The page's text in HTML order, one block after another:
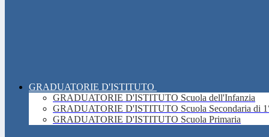
GRADUATORIE D'ISTITUTO
GRADUATORIE D'ISTITUTO Scuola dell'Infanzia
GRADUATORIE D'ISTITUTO Scuola Secondaria di
GRADUATORIE D'ISTITUTO Scuola Primaria